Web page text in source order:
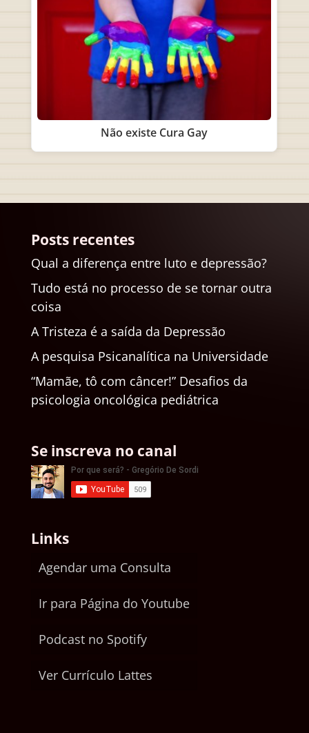
Não existe Cura Gay
Posts recentes
Qual a diferença entre luto e depressão?
Tudo está no processo de se tornar outra
coisa
A Tristeza é a saída da Depressão
A pesquisa Psicanalítica na Universidade
“Mamãe, tô com câncer!” Desafios da
psicologia oncológica pediátrica
Se inscreva no canal
Links
Agendar uma Consulta
Ir para Página do Youtube
Podcast no Spotify
Ver Currículo Lattes